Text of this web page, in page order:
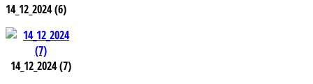
14_12_2024 (6)
14_12_2024 (7)